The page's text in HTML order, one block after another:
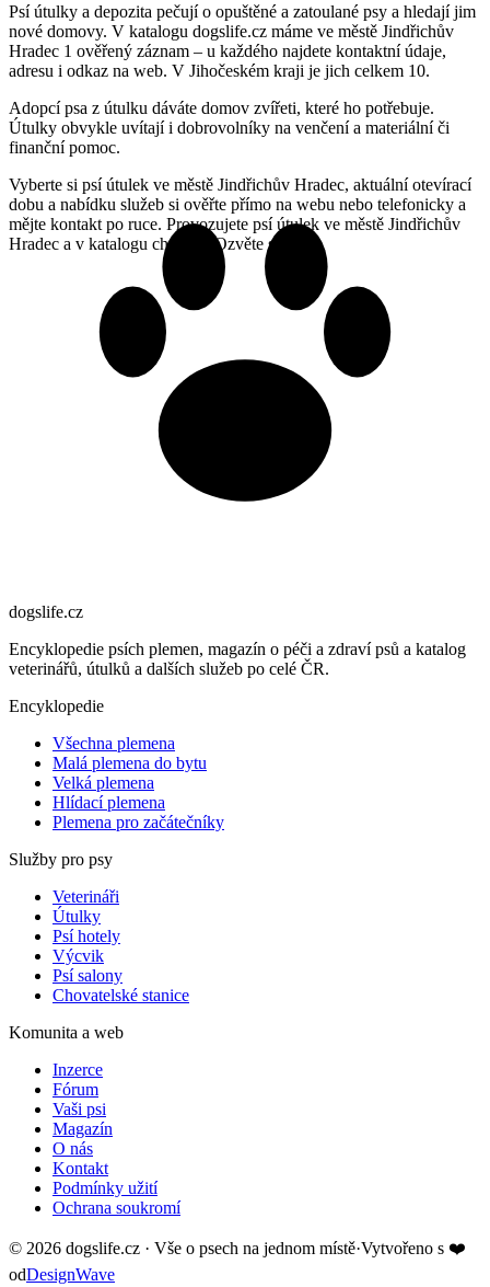
Psí útulky a depozita pečují o opuštěné a zatoulané psy a hledají jim
nové domovy. V katalogu dogslife.cz máme ve městě Jindřichův
Hradec 1 ověřený záznam – u každého najdete kontaktní údaje,
adresu i odkaz na web. V Jihočeském kraji je jich celkem 10.
Adopcí psa z útulku dáváte domov zvířeti, které ho potřebuje.
Útulky obvykle uvítají i dobrovolníky na venčení a materiální či
finanční pomoc.
Vyberte si psí útulek ve městě Jindřichův Hradec, aktuální otevírací
dobu a nabídku služeb si ověřte přímo na webu nebo telefonicky a
mějte kontakt po ruce. Provozujete psí útulek ve městě Jindřichův
Hradec a v katalogu chybíte? Ozvěte se nám.
dogslife.cz
Encyklopedie psích plemen, magazín o péči a zdraví psů a katalog
veterinářů, útulků a dalších služeb po celé ČR.
Encyklopedie
Všechna plemena
Malá plemena do bytu
Velká plemena
Hlídací plemena
Plemena pro začátečníky
Služby pro psy
Veterináři
Útulky
Psí hotely
Výcvik
Psí salony
Chovatelské stanice
Komunita a web
Inzerce
Fórum
Vaši psi
Magazín
O nás
Kontakt
Podmínky užití
Ochrana soukromí
© 2026 dogslife.cz · Vše o psech na jednom místě·Vytvořeno s ❤️
odDesignWave